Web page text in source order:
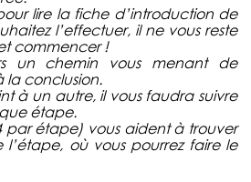
lire la fiche d’introduction de
l’effectuer, il ne vous reste
commencer !
un chemin vous menant de
la conclusion.
à un autre, il vous faudra suivre
étape.
par étape) vous aident à trouver
l’étape, où vous pourrez faire le